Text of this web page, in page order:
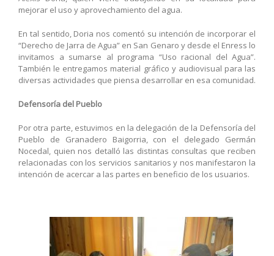
mejorar el uso y aprovechamiento del agua.
En tal sentido, Doria nos comentó su intención de incorporar el
“Derecho de Jarra de Agua” en San Genaro y desde el Enress lo
invitamos a sumarse al programa “Uso racional del Agua”.
También le entregamos material gráfico y audiovisual para las
diversas actividades que piensa desarrollar en esa comunidad.
Defensoría del Pueblo
Por otra parte, estuvimos en la delegación de la Defensoría del
Pueblo de Granadero Baigorria, con el delegado Germán
Nocedal, quien nos detalló las distintas consultas que reciben
relacionadas con los servicios sanitarios y nos manifestaron la
intención de acercar a las partes en beneficio de los usuarios.